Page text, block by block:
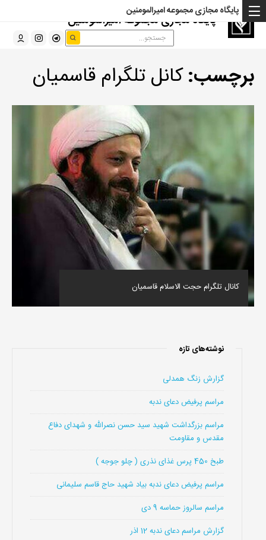
پایگاه مجازی مجموعه امیرالمومنین
پایگاه مجازی مجموعه امیرالمومنین
برچسب:کانل تلگرام قاسمیان
کانال تلگرام حجت الاسلام قاسمیان
نوشته‌های تازه
گزارش زنگ همدلی
مراسم پرفیض دعای ندبه
مراسم بزرگداشت شهید سید حسن نصرالله و شهدای دفاع
مقدس و مقاومت
طبخ 450 پرس غذای نذری ( چلو جوجه )
مراسم پرفیض دعای ندبه بیاد شهید حاج قاسم سلیمانی
مراسم سالروز حماسه 9 دی
گزارش مراسم دعای ندبه 12 اذر